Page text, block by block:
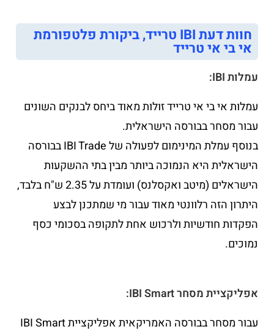
חוות דעת IBI טרייד, ביקורת פלטפורמת
אי בי אי טרייד
עמלות IBI:
עמלות אי בי אי טרייד זולות מאוד ביחס לבנקים השונים
עבור מסחר בבורסה הישראלית.
בנוסף עמלת המינימום לפעולה של IBI Trade בבורסה
הישראלית היא הנמוכה ביותר מבין בתי ההשקעות
הישראלים (מיטב ואקסלנס) ועומדת על 2.35 ש"ח בלבד,
היתרון הזה רלוונטי מאוד עבור מי שמתכנן לבצע
הפקדות חודשיות ולרכוש אחת לתקופה בסכומי כסף
נמוכים.
אפליקציית מסחר IBI Smart:
עבור מסחר בבורסה האמריקאית אפליקציית IBI Smart